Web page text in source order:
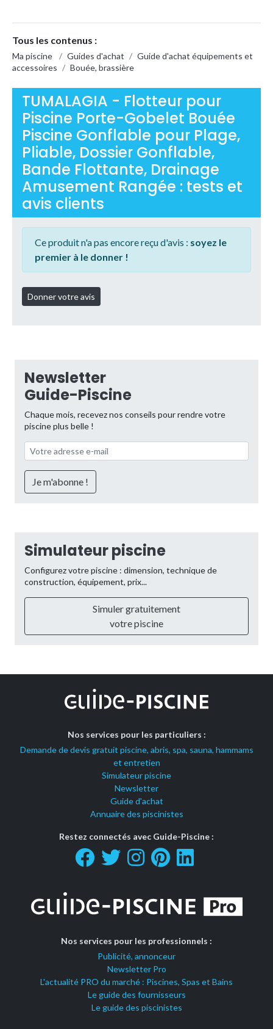
Tous les contenus :
Ma piscine / Guides d'achat / Guide d'achat équipements et
accessoires / Bouée, brassière
TUMALAGIA - Flotteur pour
Piscine Porte-Gobelet Bouée
Piscine Gonflable pour Plage,
Pliable, Dossier Gonflable,
Bande Flottante, Drainage
Amusement Rangée : tests et
avis clients
Ce produit n'a pas encore reçu d'avis : soyez le
premier à le donner !
Newsletter
Guide-Piscine
Chaque mois, recevez nos conseils pour rendre votre
piscine plus belle !
Simulateur piscine
Configurez votre piscine : dimension, technique de
construction, équipement, prix...
Simuler gratuitement
votre piscine
Nos services pour les particuliers :
Demande de devis gratuit piscine, abris, spa, sauna, hammams
et entretien
Simulateur piscine
Newsletter
Guide d'achat
Annuaire des piscinistes
Restez connectés avec Guide-Piscine :
Nos services pour les professionnels :
Publicité, annonceur
Newsletter Pro
L'actualité PRO du marché : Piscines, Spas et Bains
Le guide des fournisseurs
Le guide des piscinistes